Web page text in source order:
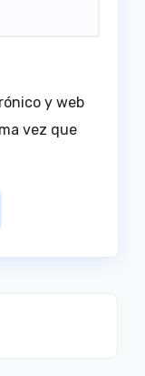
y web
vez que